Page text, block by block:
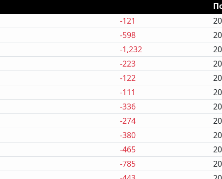
-121 20
-598 20
-1,232 20
-223 20
-122 20
-111 20
-336 20
-274 20
-380 20
-465 20
-785 20